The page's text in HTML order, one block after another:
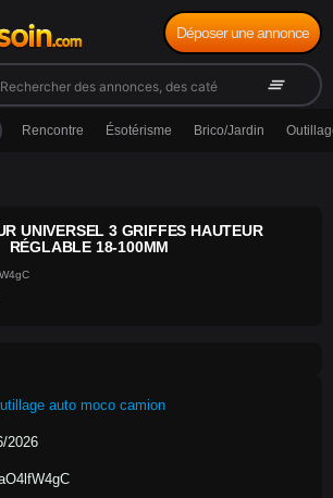
clear_all
Déposer une annonce
Rencontre Ésotérisme Brico/Jardin
UNIVERSEL 3 GRIFFES HAUTEUR
RÉGLABLE 18-100MM
auto moco camion
2026